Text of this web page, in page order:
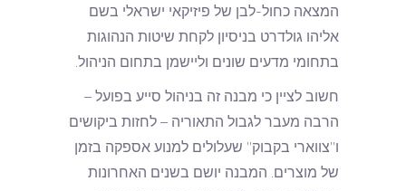
המצאה כחול-לבן של פיזיקאי ישראלי בשם
אליהו גולדרט בניסיון לקחת שיטות הנהוגות
בתחומי מדעים שונים וליישמן בתחום הניהול.
חשוב לציין כי מבנה זה בניהול סייע בפועל –
הרבה מעבר לגבול התאוריה – לחזות ביקושים
ו”צווארי בקבוק” שעלולים למנוע אספקה בזמן
של מוצרים. המבנה יושם בשנים האחרונות